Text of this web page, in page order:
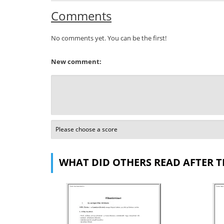
Comments
No comments yet. You can be the first!
New comment:
WHAT DID OTHERS READ AFTER